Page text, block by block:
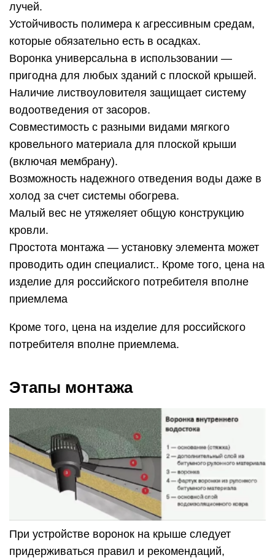
лучей.
Устойчивость полимера к агрессивным средам,
которые обязательно есть в осадках.
Воронка универсальна в использовании —
пригодна для любых зданий с плоской крышей.
Наличие листвоуловителя защищает систему
водоотведения от засоров.
Совместимость с разными видами мягкого
кровельного материала для плоской крыши
(включая мембрану).
Возможность надежного отведения воды даже в
холод за счет системы обогрева.
Малый вес не утяжеляет общую конструкцию
кровли.
Простота монтажа — установку элемента может
проводить один специалист.. Кроме того, цена на
изделие для российского потребителя вполне
приемлема
Кроме того, цена на изделие для российского
потребителя вполне приемлема.
Этапы монтажа
При устройстве воронок на крыше следует
придерживаться правил и рекомендаций,